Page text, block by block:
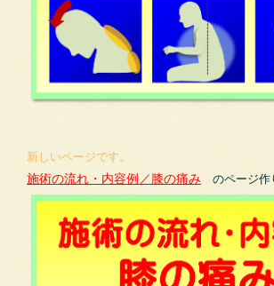
新しいページです。
施術の流れ・内容例／膝の痛み のページ作